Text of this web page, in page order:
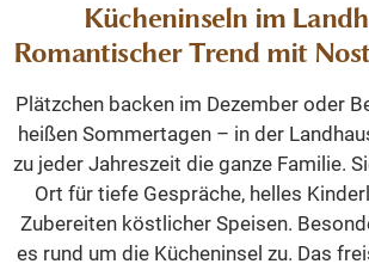
Kücheninseln im
Romantischer Trend mit
Plätzchen backen im Dezember oder
heißen Sommertagen – in der
zu jeder Jahreszeit die ganze Familie.
Ort für tiefe Gespräche, helles
Zubereiten köstlicher Speisen.
es rund um die Kücheninsel zu. Das